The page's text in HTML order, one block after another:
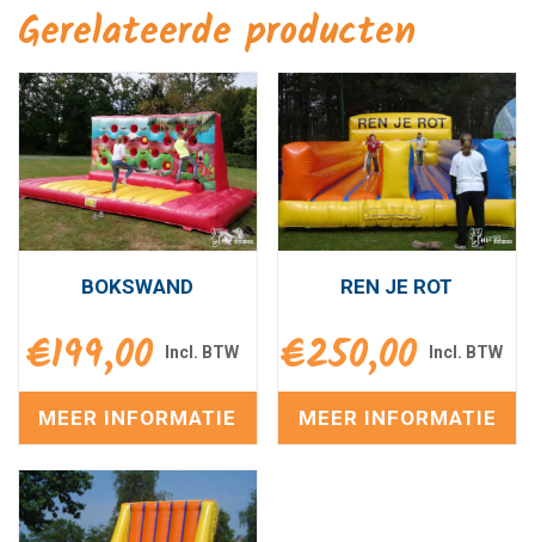
Gerelateerde producten
BOKSWAND
€199,00
MEER INFORMATIE
REN JE ROT
€250,00
MEER INFORMATIE